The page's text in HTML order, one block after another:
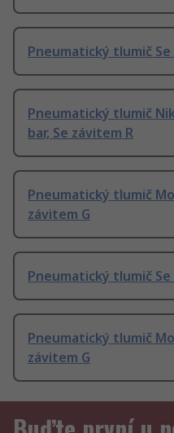
Pneumatický tlumič Se
Pneumatický tlumič
bar, Se závitem R
Pneumatický tlumič
závitem G
Pneumatický tlumič
Pneumatický tlumič
závitem G